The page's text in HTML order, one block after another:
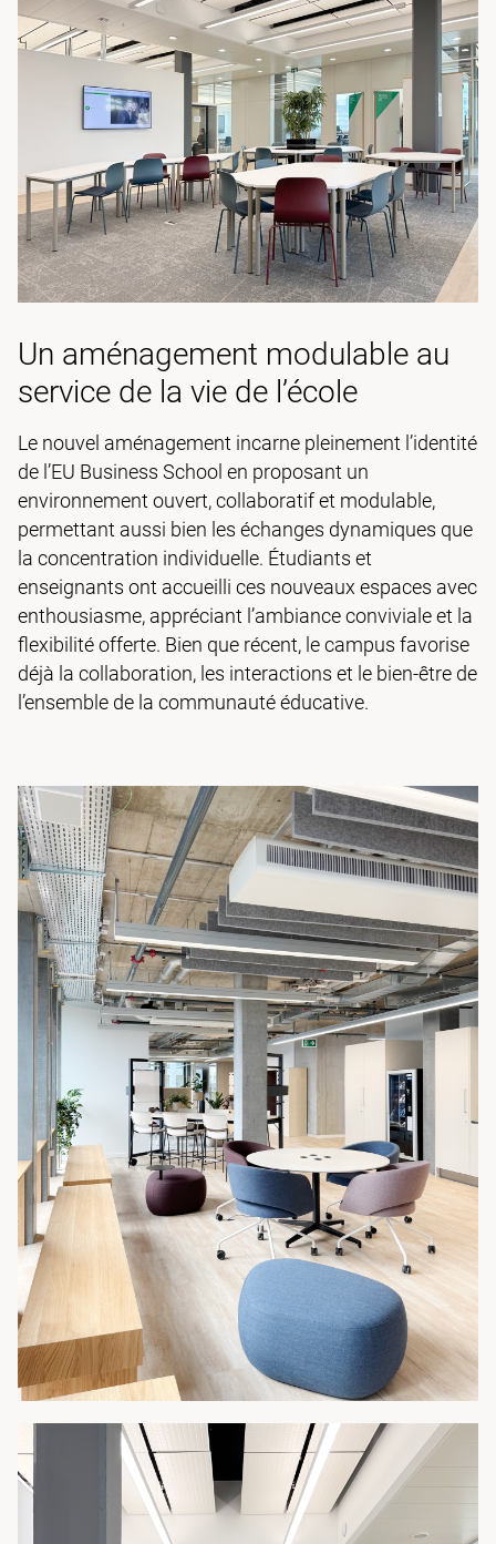
Un aménagement modulable au
service de la vie de l’école
Le nouvel aménagement incarne pleinement l’identité
de l’EU Business School en proposant un
environnement ouvert, collaboratif et modulable,
permettant aussi bien les échanges dynamiques que
la concentration individuelle. Étudiants et
enseignants ont accueilli ces nouveaux espaces avec
enthousiasme, appréciant l’ambiance conviviale et la
flexibilité offerte. Bien que récent, le campus favorise
déjà la collaboration, les interactions et le bien-être de
l’ensemble de la communauté éducative.